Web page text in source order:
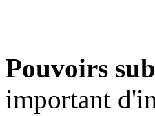
Pouvoirs
important